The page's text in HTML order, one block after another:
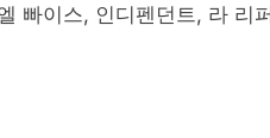
빠이스, 인디펜던트, 라 리